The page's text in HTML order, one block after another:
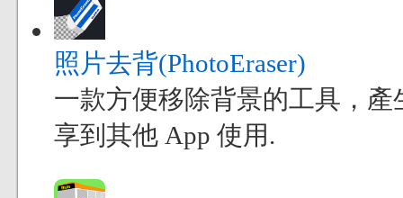
照片去背(PhotoEraser)
一款方便移除背景的工具，
享到其他 App 使用.